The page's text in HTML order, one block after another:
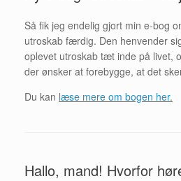
Så fik jeg endelig gjort min e-bog
utroskab færdig. Den henvender
oplevet utroskab tæt inde på livet,
der ønsker at forebygge, at det
Du kan læse mere om bogen her.
Hallo, mand! Hvorfor